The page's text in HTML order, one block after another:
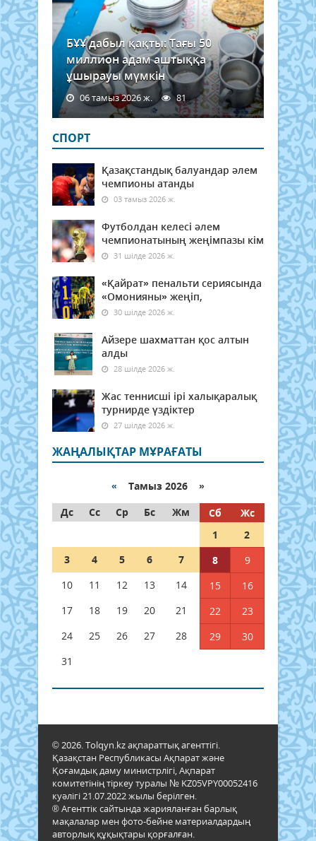
БҰҰ дабыл қақты: Тағы 50
миллион адам аштыққа
ұшырауы мүмкін
06 тамыз 2026 ж. 81
СПОРТ
Қазақстандық балуандар әлем
чемпионы атанды
03 тамыз 2026 ж.
Футболдан келесі әлем
чемпионатының жеңімпазы кім
31 шілде 2026 ж.
«Қайрат» пенальти сериясында
«Омонияны» жеңіп,
30 шілде 2026 ж.
Айзере шахматтан қос алтын
алды
28 шілде 2026 ж.
Жас теннисші ірі халықаралық
турнирде үздіктер
27 шілде 2026 ж.
ЖАҢАЛЫҚТАР МҰРАҒАТЫ
« Тамыз 2026 »
Дс
Сс Ср Бс Жм Сб
Жс
1
2
3
4 5 6 7 8
9
10
11 12 13 14 15
16
17
18 19 20 21 22
23
24
25 26 27 28 29
30
31
© 2026. Tolqyn.kz ақпараттық агенттігі.
Қазақстан Республикасы Ақпарат және
Қоғамдық даму министрлігі, Ақпарат
комитетінің тіркеу туралы № KZ05VPY00052416
куәлігі 21.07.2022 жылы берілген.
® Агенттік сайтында жарияланған барлық
мақалалар мен фото-бейне материалдардың
авторлық құқықтары қорғалған.